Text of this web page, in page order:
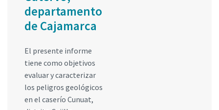
departamento
de Cajamarca
El presente informe
tiene como objetivos
evaluar y caracterizar
los peligros geológicos
en el caserío Cunuat,